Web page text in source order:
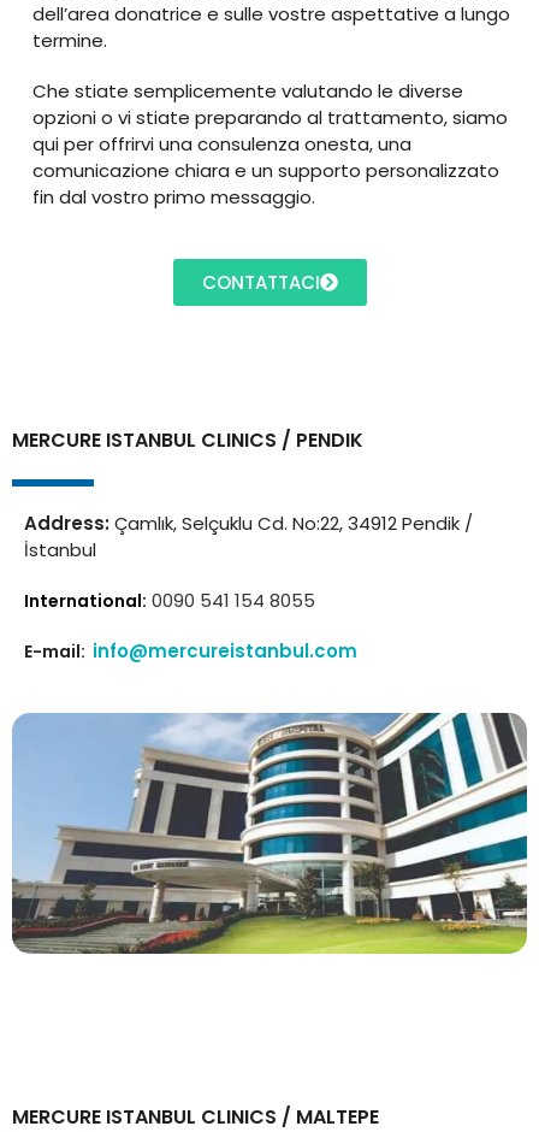
dell’area donatrice e sulle vostre aspettative a lungo
termine.
Che stiate semplicemente valutando le diverse
opzioni o vi stiate preparando al trattamento, siamo
qui per offrirvi una consulenza onesta, una
comunicazione chiara e un supporto personalizzato
fin dal vostro primo messaggio.
CONTATTACI
MERCURE ISTANBUL CLINICS / PENDIK
Address:Çamlık, Selçuklu Cd. No:22, 34912 Pendik /
İstanbul
International: 0090 541 154 8055
E-mail: info@mercureistanbul.com
MERCURE ISTANBUL CLINICS / MALTEPE